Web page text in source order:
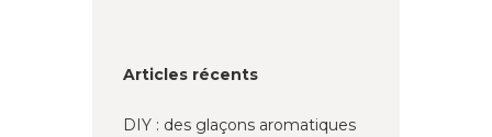
Articles récents
DIY : des glaçons aromatiques